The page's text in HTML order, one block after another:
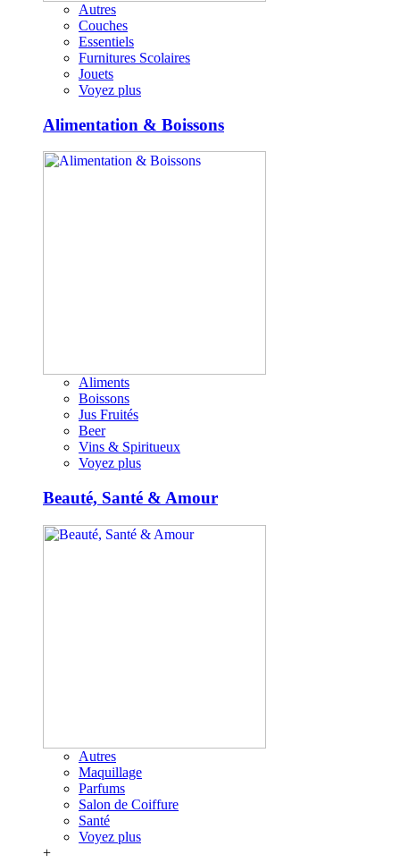
Autres
Couches
Essentiels
Furnitures Scolaires
Jouets
Voyez plus
Alimentation & Boissons
Aliments
Boissons
Jus Fruités
Beer
Vins & Spiritueux
Voyez plus
Beauté, Santé & Amour
Autres
Maquillage
Parfums
Salon de Coiffure
Santé
Voyez plus
+